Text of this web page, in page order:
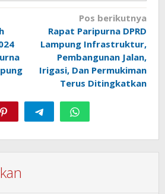
Pos berikutnya
Rapat Paripurna DPRD
Lampung Infrastruktur,
Pembangunan Jalan,
Irigasi, Dan Permukiman
Terus Ditingkatkan